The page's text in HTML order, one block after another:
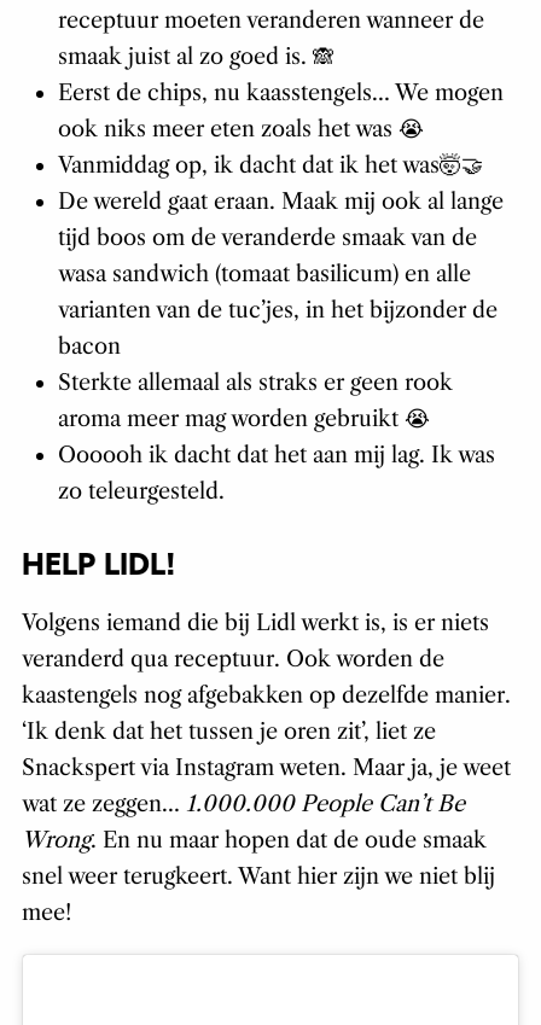
receptuur moeten veranderen wanneer de
smaak juist al zo goed is. 🙈
Eerst de chips, nu kaasstengels… We mogen
ook niks meer eten zoals het was 😭
Vanmiddag op, ik dacht dat ik het was🤯🤝
De wereld gaat eraan. Maak mij ook al lange
tijd boos om de veranderde smaak van de
wasa sandwich (tomaat basilicum) en alle
varianten van de tuc’jes, in het bijzonder de
bacon
Sterkte allemaal als straks er geen rook
aroma meer mag worden gebruikt 😭
Oooooh ik dacht dat het aan mij lag. Ik was
zo teleurgesteld.
HELP LIDL!
Volgens iemand die bij Lidl werkt is, is er niets
veranderd qua receptuur. Ook worden de
kaastengels nog afgebakken op dezelfde manier.
‘Ik denk dat het tussen je oren zit’, liet ze
Snackspert via Instagram weten. Maar ja, je weet
wat ze zeggen… 1.000.000 People Can’t Be
Wrong. En nu maar hopen dat de oude smaak
snel weer terugkeert. Want hier zijn we niet blij
mee!